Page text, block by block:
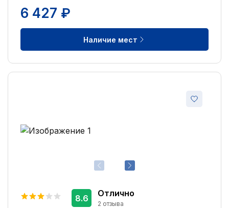
6 427 ₽
Наличие мест
Отлично
2 отзыва
8.6